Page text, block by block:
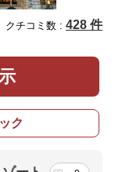
クチコミ数 : 428 件
ク